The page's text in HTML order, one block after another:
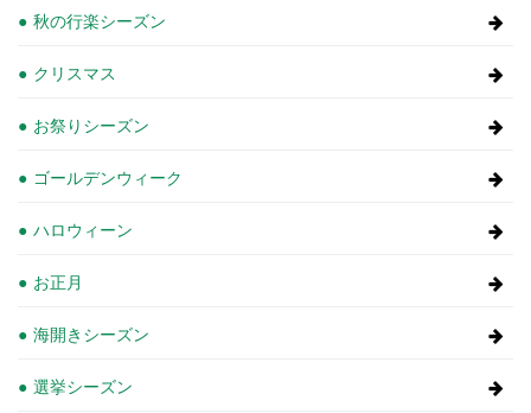
秋の行楽シーズン
クリスマス
お祭りシーズン
ゴールデンウィーク
ハロウィーン
お正月
海開きシーズン
選挙シーズン